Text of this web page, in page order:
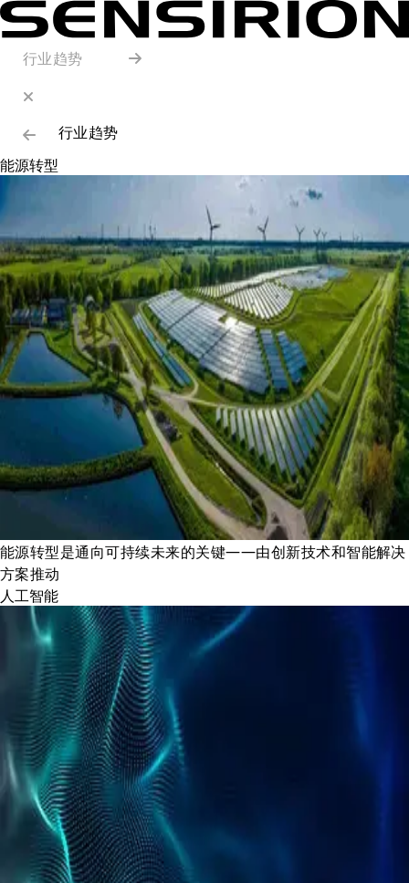
行业趋势
行业趋势
能源转型
能源转型是通向可持续未来的关键——由创新技术和智能解决
方案推动
人工智能